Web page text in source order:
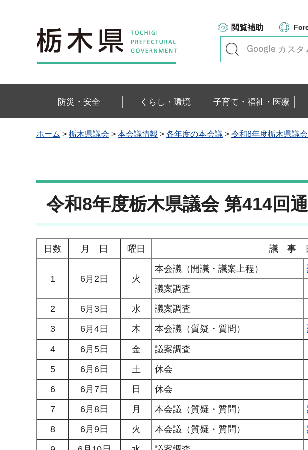
栃木県
閲覧補助
防災・安全 くらし・環境 子育て・福祉・医療
ホーム > 栃木県議会 > 本会議情報 > 各年度の本会議 > 令和8年度栃木県議会
令和8年度栃木県議会 第414回
日数 月 日 曜日 議 事
1 6月2日 火
本会議（開議・議案上程）
議案調査
2
6月3日 水
議案調査
3
6月4日 木 本会議（質疑・質問）
4
6月5日 金
議案調査
5
6月6日 土
休会
6
6月7日 日
休会
7
6月8日 月 本会議（質疑・質問）
8
6月9日 火 本会議（質疑・質問）